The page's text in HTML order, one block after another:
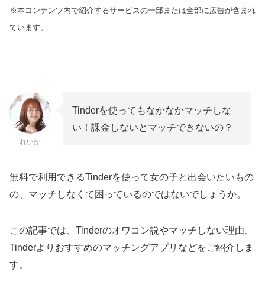
※本コンテンツ内で紹介するサービスの一部または全部に広告が含まれ
ています。
れいか
Tinderを使ってもなかなかマッチしな
い！課金しないとマッチできないの？
無料で利用できるTinderを使って女の子と出会いたいもの
の、マッチしなくて困っているのではないでしょうか。
この記事では、Tinderのオワコン説やマッチしない理由、
Tinderよりおすすめのマッチングアプリなどをご紹介しま
す。